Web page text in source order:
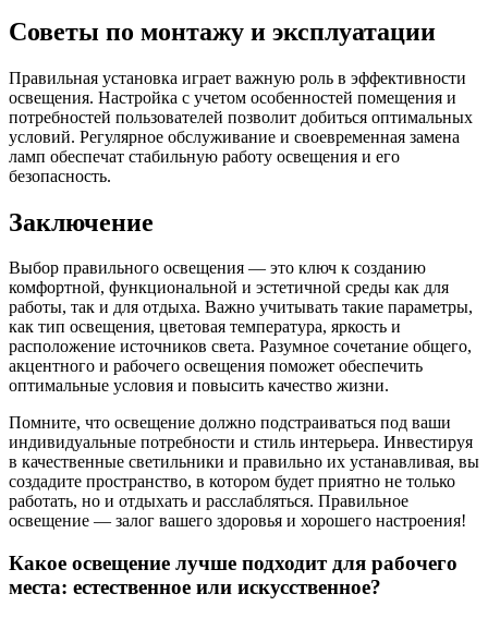
Советы по монтажу и эксплуатации
Правильная установка играет важную роль в эффективности
освещения. Настройка с учетом особенностей помещения и
потребностей пользователей позволит добиться оптимальных
условий. Регулярное обслуживание и своевременная замена
ламп обеспечат стабильную работу освещения и его
безопасность.
Заключение
Выбор правильного освещения — это ключ к созданию
комфортной, функциональной и эстетичной среды как для
работы, так и для отдыха. Важно учитывать такие параметры,
как тип освещения, цветовая температура, яркость и
расположение источников света. Разумное сочетание общего,
акцентного и рабочего освещения поможет обеспечить
оптимальные условия и повысить качество жизни.
Помните, что освещение должно подстраиваться под ваши
индивидуальные потребности и стиль интерьера. Инвестируя
в качественные светильники и правильно их устанавливая, вы
создадите пространство, в котором будет приятно не только
работать, но и отдыхать и расслабляться. Правильное
освещение — залог вашего здоровья и хорошего настроения!
Какое освещение лучше подходит для рабочего
места: естественное или искусственное?